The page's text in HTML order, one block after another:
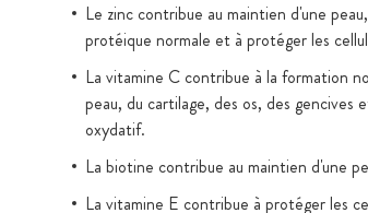
Le zinc contribue au maintien d'une
protéique normale et à protéger les
La vitamine C contribue à la formation
peau, du cartilage, des os, des
oxydatif.
La biotine contribue au maintien d'une
La vitamine E contribue à protéger les